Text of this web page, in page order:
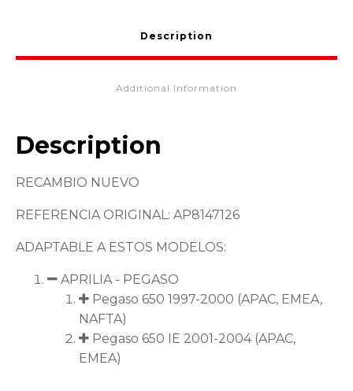
Description
Additional Information
Description
RECAMBIO NUEVO
REFERENCIA ORIGINAL: AP8147126
ADAPTABLE A ESTOS MODELOS:
APRILIA - PEGASO
Pegaso 650 1997-2000 (APAC, EMEA,
NAFTA)
Pegaso 650 IE 2001-2004 (APAC,
EMEA)